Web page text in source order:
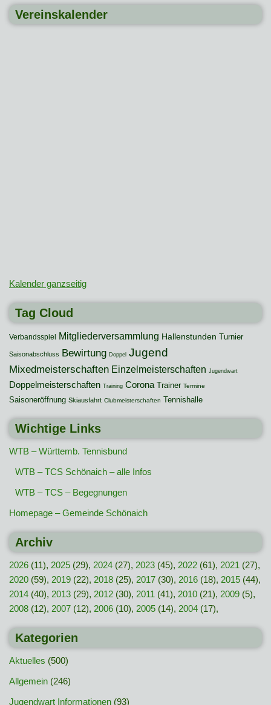
Vereinskalender
Kalender ganzseitig
Tag Cloud
Verbandsspiel Mitgliederversammlung Hallenstunden Turnier
Saisonabschluss Bewirtung Doppel Jugend
Mixedmeisterschaften Einzelmeisterschaften Jugendwart
Doppelmeisterschaften Training Corona Trainer Termine
Saisoneröffnung Skiausfahrt Clubmeisterschaften Tennishalle
Wichtige Links
WTB – Württemb. Tennisbund
WTB – TCS Schönaich – alle Infos
WTB – TCS – Begegnungen
Homepage – Gemeinde Schönaich
Archiv
2026 (11), 2025 (29), 2024 (27), 2023 (45), 2022 (61), 2021 (27),
2020 (59), 2019 (22), 2018 (25), 2017 (30), 2016 (18), 2015 (44),
2014 (40), 2013 (29), 2012 (30), 2011 (41), 2010 (21), 2009 (5),
2008 (12), 2007 (12), 2006 (10), 2005 (14), 2004 (17),
Kategorien
Aktuelles (500)
Allgemein (246)
Jugendwart Informationen (93)